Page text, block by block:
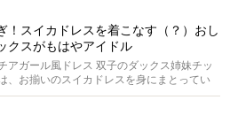
！スイカドレスを着こなす（？）おし
クスがもはやアイドル
ガール風ドレス 双子のダックス姉妹チッ
、お揃いのスイカドレスを身にまとってい